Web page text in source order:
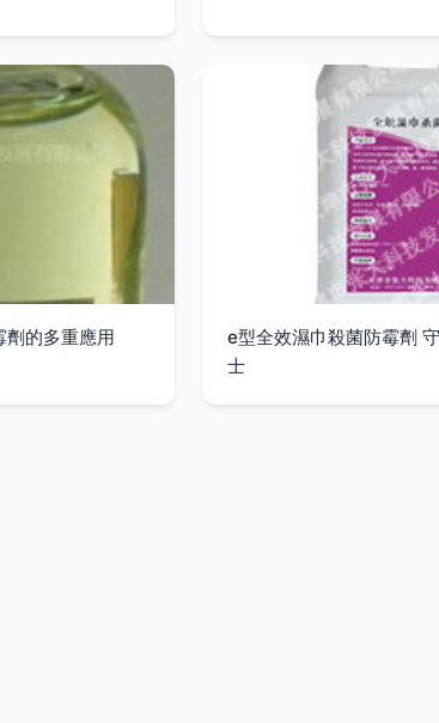
劑的多重應用
e型全效濕巾殺菌防霉劑
士